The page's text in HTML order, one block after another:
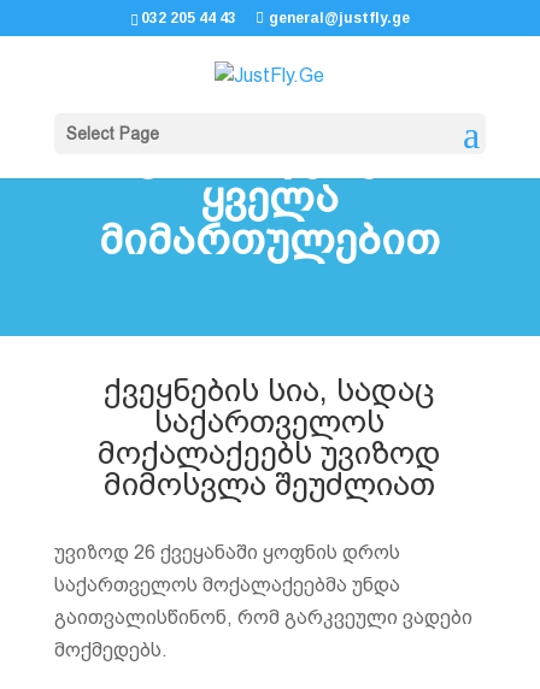
032 205 44 43 general@justfly.ge
Select Pageავიაბილეთები
ყველა
მიმართულებით
ქვეყნების სია, სადაც
საქართველოს
მოქალაქეებს უვიზოდ
მიმოსვლა შეუძლიათ
უვიზოდ 26 ქვეყანაში ყოფნის დროს
საქართველოს მოქალაქეებმა უნდა
გაითვალისწინონ, რომ გარკვეული ვადები
მოქმედებს.